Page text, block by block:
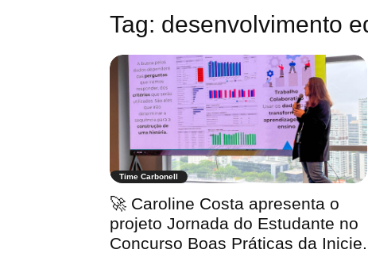
Tag: desenvolvimento
Time Carbonell
🚀 Caroline Costa apresenta o
projeto Jornada do Estudante no
Concurso Boas Práticas da Inicie.